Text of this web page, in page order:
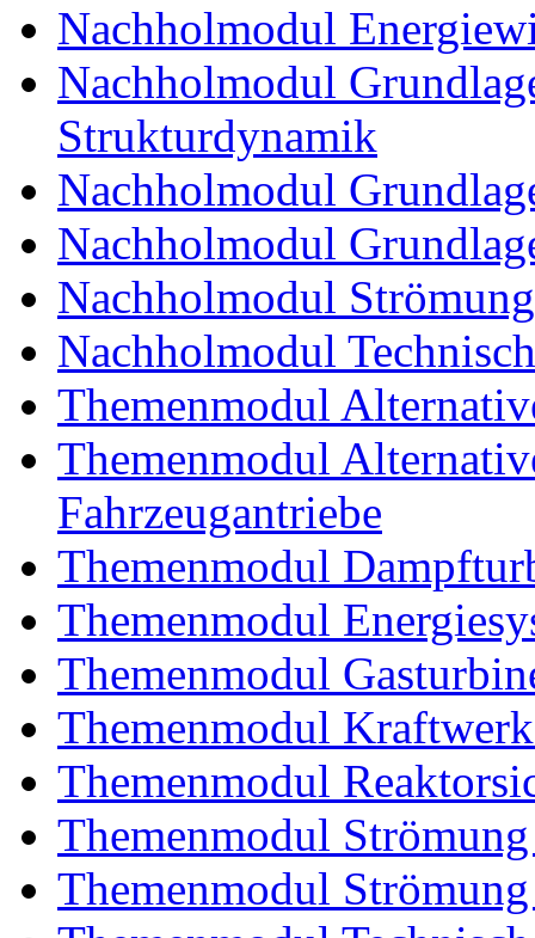
Nachholmodul
Nachholmodul
Strukturdynamik
Nachholmodul
Nachholmodul
Nachholmodul
Nachholmodul
Themenmodul
Themenmodul
Fahrzeugantriebe
Themenmodul
Themenmodul
Themenmodul
Themenmodul
Themenmodul
Themenmodul
Themenmodul